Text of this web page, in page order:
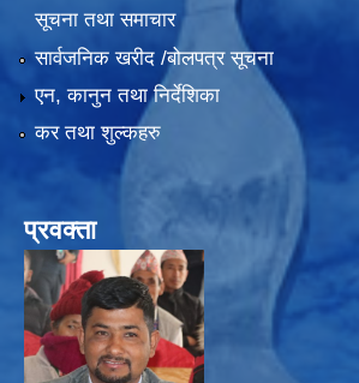
सूचना तथा समाचार
सार्वजनिक खरीद /बोलपत्र सूचना
एन, कानुन तथा निर्देशिका
कर तथा शुल्कहरु
प्रवक्ता